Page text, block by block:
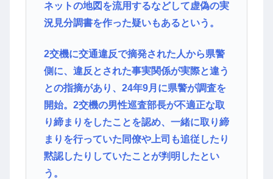
ネットの地図を流用するなどして虚偽の実
況見分調書を作った疑いもあるという。
2交機に交通違反で摘発された人から県警
側に、違反とされた事実関係が実際と違う
との指摘があり、24年9月に県警が調査を
開始。2交機の男性巡査部長が不適正な取
り締まりをしたことを認め、一緒に取り締
まりを行っていた同僚や上司も追従したり
黙認したりしていたことが判明したとい
う。